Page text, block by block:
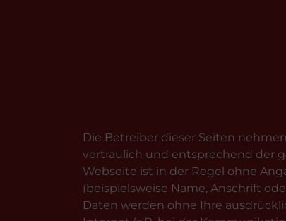
Die Betreiber dieser Seiten
vertraulich und entsprechend der
Webseite ist in der Regel ohne
(beispielsweise Name, Anschrift
Daten werden ohne Ihre